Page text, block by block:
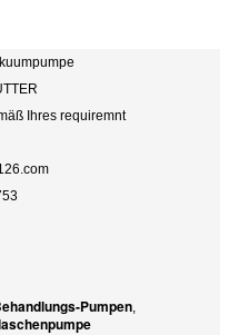
Ihres requiremnt
Pumpen,